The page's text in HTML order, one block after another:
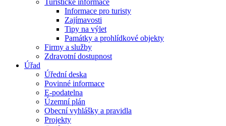
Turistické informace
Informace pro turisty
Zajímavosti
Tipy na výlet
Památky a prohlídkové objekty
Firmy a služby
Zdravotní dostupnost
Úřad
Úřední deska
Povinné informace
E-podatelna
Územní plán
Obecní vyhlášky a pravidla
Projekty